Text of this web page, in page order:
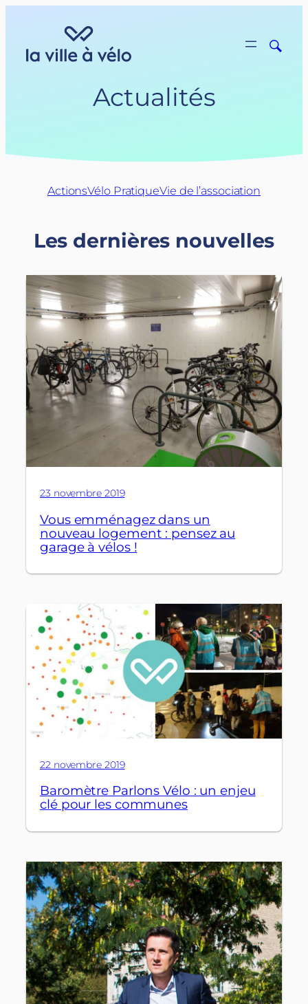
Actualités
ActionsVélo PratiqueVie de l’association
Les dernières nouvelles
23 novembre 2019
Vous emménagez dans un
nouveau logement : pensez au
garage à vélos !
22 novembre 2019
Baromètre Parlons Vélo : un enjeu
clé pour les communes